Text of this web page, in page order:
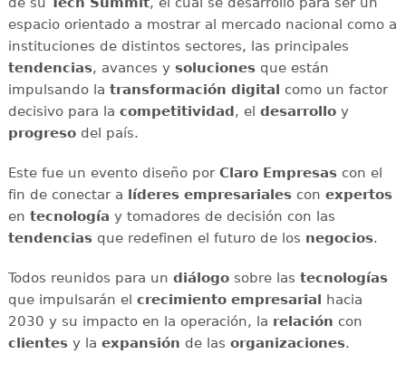
espacio orientado a mostrar al mercado nacional como a
instituciones de distintos sectores, las principales
tendencias, avances y solucionesque están
impulsando la transformación digital como un factor
decisivo para la competitividad, el desarrolloy
progresodel país.
Este fue un evento diseño por Claro Empresascon el
fin de conectar a líderes empresarialescon expertos
en tecnología y tomadores de decisión con las
tendenciasque redefinen el futuro de los negocios.
Todos reunidos para un diálogosobre las tecnologías
que impulsarán el crecimiento empresarial hacia
2030 y su impacto en la operación, la relación con
clientesy la expansión de las organizaciones.